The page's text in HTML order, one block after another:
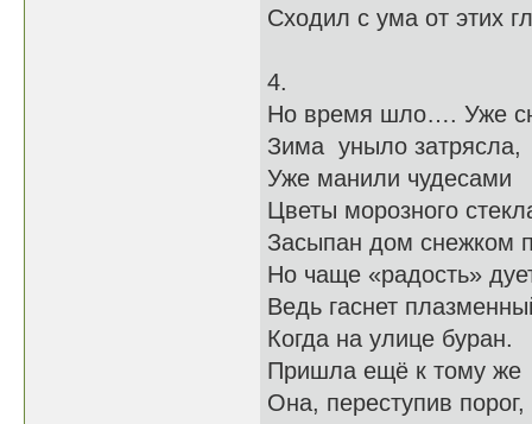
Сходил с ума от этих
4.
Но время шло…. Уже
Зима уныло затрясла,
Уже манили чудесами
Цветы морозного
Засыпан дом снежком
Но чаще «радость»
Ведь гаснет
Когда на улице буран.
Пришла ещё к тому же
Она, переступив порог,